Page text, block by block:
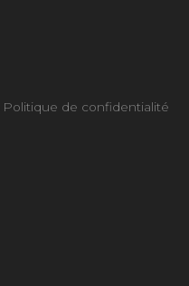
Politique de confidentialité